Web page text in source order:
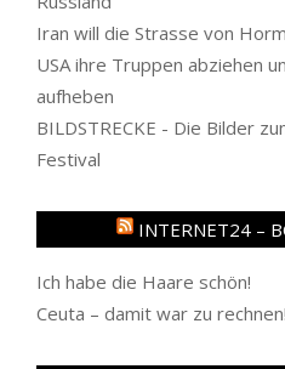
Iran will die Strasse von
USA ihre Truppen abziehen
aufheben
BILDSTRECKE - Die Bilder
Festival
INTERNET24 –
Ich habe die Haare schön!
Ceuta – damit war zu rechnen!